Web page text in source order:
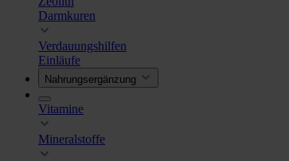
Darmkuren
Verdauungshilfen
Einläufe
Nahrungsergänzung
Vitamine
Mineralstoffe